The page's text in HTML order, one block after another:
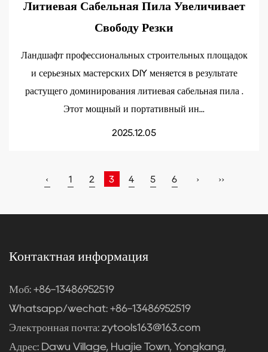
Литиевая Сабельная Пила Увеличивает
Свободу Резки
Ландшафт профессиональных строительных площадок
и серьезных мастерских DIY меняется в результате
растущего доминирования литиевая сабельная пила .
Этот мощный и портативный ин...
2025.12.05
‹ 1 2 3 4 5 6 › ››
Контактная информация
Моб: +86-13486952519
Whatsapp/wechat: +86-13486952519
Электронная почта: zytools163@163.com
Адрес: Dawu Village, Huajie Town, Yongkang,